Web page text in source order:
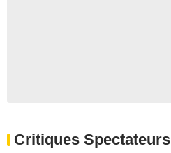
Critiques Spectateurs